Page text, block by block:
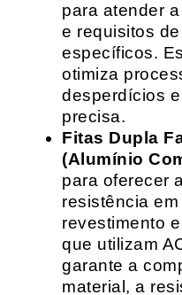
para atender
e requisitos
específicos.
otimiza
desperdícios
precisa.
Fitas Dupla
(Alumínio
para oferecer
resistência
revestimento
que utilizam
garante a
material, a